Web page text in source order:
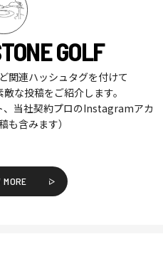
GOLF
関連ハッシュタグを付けて
な投稿をご紹介します。
、当社契約プロのInstagramアカ
も含みます）
MORE